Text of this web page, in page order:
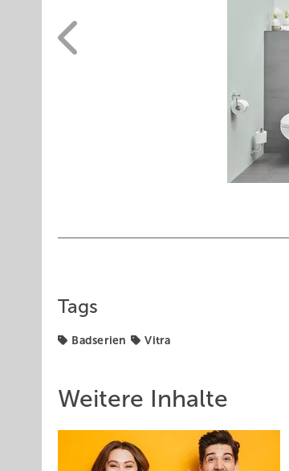
Tags
Badserien Vitra
Weitere Inhalte